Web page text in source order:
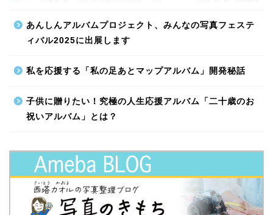
あんしんアルバムプロジェクト、みんなの写真フェステ
ィバル2025に出展します
私を応援する「私の足あとマップアルバム」開発秘話
子供に贈りたい！究極の人生応援アルバム「二十歳のお
祝いアルバム」とは？